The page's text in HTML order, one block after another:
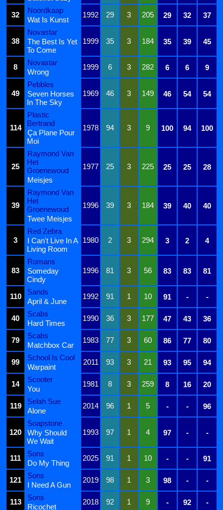
32
Noordkaap
1992 29 3 205 29 32 37
Wat Is Kunst
38
Novastar
1999
35 3 184 35 39 45
The Best Is Yet
To Come
8
Novastar
1999 6 3 282 6 6 9
Wrong
49
Pebbles
1969
46 3 149 46 54 54
Seven Horses
In The Sky
114
Plastic
Bertrand
1978 94 3 9 100 94 100
Ça Plane Pour
Moi
25
Raymond Van
Het
Groenewoud
1977 25 3 225 25 25
28
Meisjes
39
Raymond Van
Het
Groenewoud
1996 39 3 184 39 40
40
Twee Meisjes
3
Red Zebra
1980
2 3 294 3 2 4
I Can't Live In A
Living Room
83
Romans
1996
81 3 56 83 83 81
Someday
Cindy
110
Sands
1992 91 1 10 91 - -
April & June
40
Scabs
1990 36 3 177 47 43 36
Hard Times
79
Scabs
1983 77 3 60 86 77 80
Matchbox Car
99
School Is Cool
2011 93 3 21 93 95 94
Warpaint
14
Scooter
1981 8 3 259 8 16 20
You
119
Selah Sue
2014 96 1 5 - - 96
Alone
120
Soapstone
1993
97 1 4 97 - -
Why Should
We Wait
111
Sons
2025 91 1 10 - - 91
Do My Thing
121
Sons
2019 98 1 3 98 - -
I Need A Gun
113
Sons
2018 92 1 9 - 92 -
Ricochet